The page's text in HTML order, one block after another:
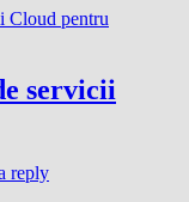
servicii
reply